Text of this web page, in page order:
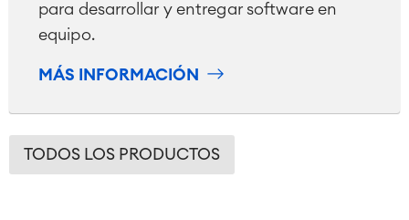
para desarrollar y entregar software en
equipo.
MÁS INFORMACIÓN
TODOS LOS PRODUCTOS